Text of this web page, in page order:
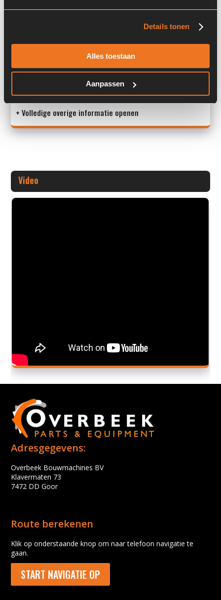
Details tonen
Alles toestaan
Aanpassen
Overige informatie
Brand: Terex
Type 2: 5552659731
+ Volledige overige informatie openen
Video
Adresgegevens:
Overbeek Bouwmachines BV
Klavermaten 73
7472 DD Goor
Route berekenen
Klik op onderstaande knop om naar telefoon navigatie te
gaan.
START NAVIGATIE OP